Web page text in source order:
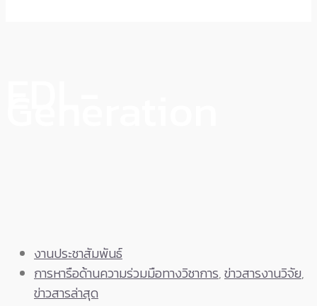
งานประชาสัมพันธ์
การหารือด้านความร่วมมือทางวิชาการ,ข่าวสารงานวิจัย,
ข่าวสารล่าสุด